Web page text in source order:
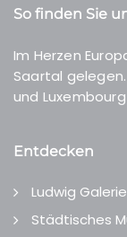
So finden Sie
Im Herzen
Saartal
und
Entdecken
Ludwig
Städtisches